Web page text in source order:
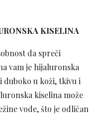
KISELINA
da spreči
vam je hijaluronska
duboko u koži, tkivu i
kiselina može
vode, što je odličan